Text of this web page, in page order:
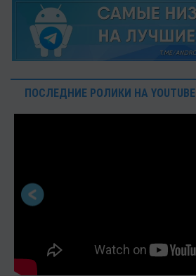
ПОСЛЕДНИЕ РОЛИКИ НА YOUTUBE